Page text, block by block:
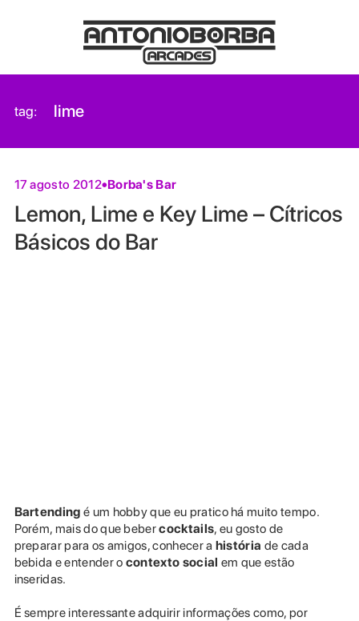
tag: lime
17 agosto 2012 Borba's Bar
Lemon, Lime e Key Lime – Cítricos
Básicos do Bar
Bartending é um hobby que eu pratico há muito tempo.
Porém, mais do que bebercocktails, eu gosto de
preparar para os amigos, conhecer a história de cada
bebida e entender o contexto social em que estão
inseridas.
É sempre interessante adquirir informações como, por